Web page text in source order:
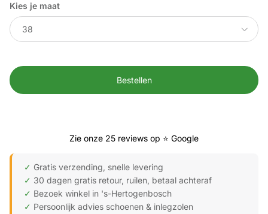
Kies je maat
38
Bestellen
Zie onze 25 reviews op ⭐ Google
✓ Gratis verzending, snelle levering
✓ 30 dagen gratis retour, ruilen, betaal achteraf
✓ Bezoek winkel in 's-Hertogenbosch
✓ Persoonlijk advies schoenen & inlegzolen